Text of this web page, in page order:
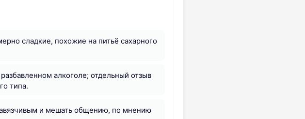
сладкие, похожие на питьё сахарного
алкоголе; отдельный отзыв
типа.
и мешать общению, по мнению